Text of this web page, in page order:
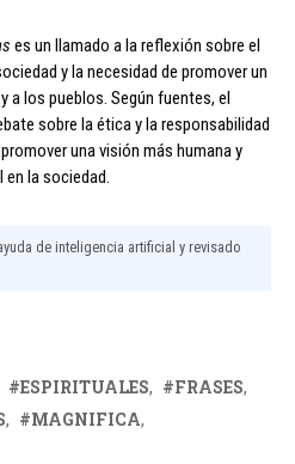
es un llamado a la reflexión sobre el
y la necesidad de promover un
a los pueblos. Según fuentes, el
sobre la ética y la responsabilidad
una visión más humana y
en la sociedad.
de inteligencia artificial y revisado
ESPIRITUALES
FRASES
MAGNIFICA